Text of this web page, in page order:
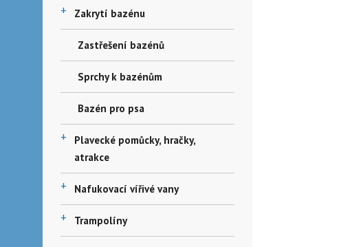
+ Zakrytí bazénu
Zastřešení bazénů
Sprchy k bazénům
Bazén pro psa
+
Plavecké pomůcky, hračky,
atrakce
+ Nafukovací vířivé vany
+ Trampolíny